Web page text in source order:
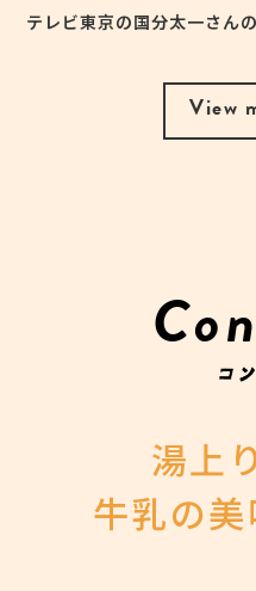
View
湯上
牛乳の美